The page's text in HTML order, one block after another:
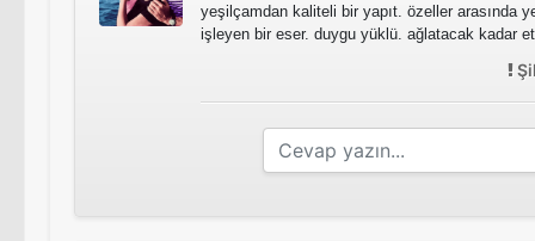
yeşilçamdan kaliteli bir yapıt. özeller arasında
işleyen bir eser. duygu yüklü. ağlatacak kadar